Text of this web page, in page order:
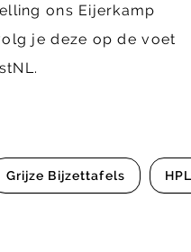
Grijze Bijzettafels
ons Eijerkamp
je deze op de voet